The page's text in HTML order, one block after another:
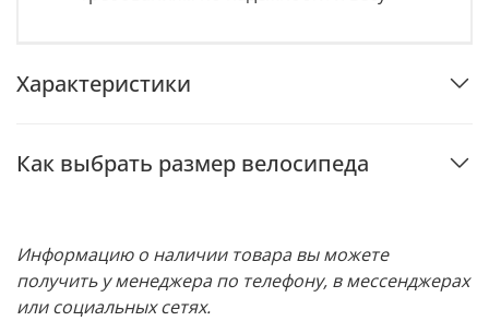
Характеристики
Как выбрать размер велосипеда
Информацию о наличии товара вы можете
получить у менеджера по телефону, в мессенджерах
или социальных сетях.